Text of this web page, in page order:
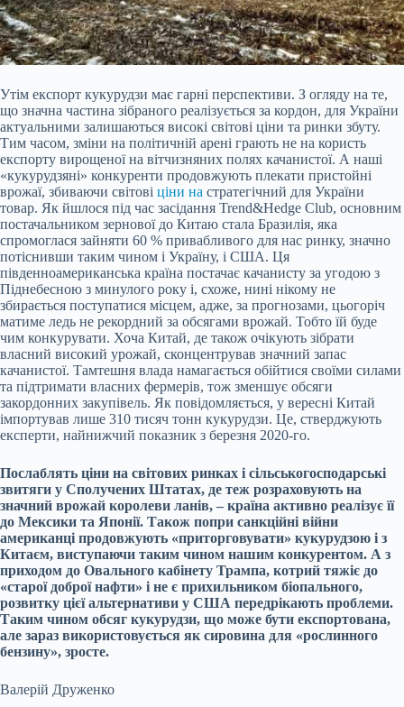
Утім експорт кукурудзи має гарні перспективи. З огляду на те,
що значна частина зібраного реалізується за кордон, для України
актуальними залишаються високі світові ціни та ринки збуту.
Тим часом, зміни на політичній арені грають не на користь
експорту вирощеної на вітчизняних полях качанистої. А наші
«кукурудзяні» конкуренти продовжують плекати пристойні
врожаї, збиваючи світові ціни на стратегічний для України
товар. Як йшлося під час засідання Trend&Hedge Club, основним
постачальником зернової до Китаю стала Бразилія, яка
спромоглася зайняти 60 % привабливого для нас ринку, значно
потіснивши таким чином і Україну, і США. Ця
південноамериканська країна постачає качанисту за угодою з
Піднебесною з минулого року і, схоже, нині нікому не
збирається поступатися місцем, адже, за прогнозами, цьогоріч
матиме ледь не рекордний за обсягами врожай. Тобто їй буде
чим конкурувати. Хоча Китай, де також очікують зібрати
власний високий урожай, сконцентрував значний запас
качанистої. Тамтешня влада намагається обійтися своїми силами
та підтримати власних фермерів, тож зменшує обсяги
закордонних закупівель. Як повідомляється, у вересні Китай
імпортував лише 310 тисяч тонн кукурудзи. Це, стверджують
експерти, найнижчий показник з березня 2020-го.
Послаблять ціни на світових ринках і сільськогосподарські
звитяги у Сполучених Штатах, де теж розраховують на
значний врожай королеви ланів, – країна активно реалізує її
до Мексики та Японії. Також попри санкційні війни
американці продовжують «приторговувати» кукурудзою і з
Китаєм, виступаючи таким чином нашим конкурентом. А з
приходом до Овального кабінету Трампа, котрий тяжіє до
«старої доброї нафти» і не є прихильником біопального,
розвитку цієї альтернативи у США передрікають проблеми.
Таким чином обсяг кукурудзи, що може бути експортована,
але зараз використовується як сировина для «рослинного
бензину», зросте.
Валерій Друженко